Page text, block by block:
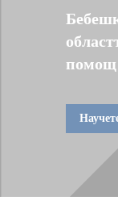
помощ